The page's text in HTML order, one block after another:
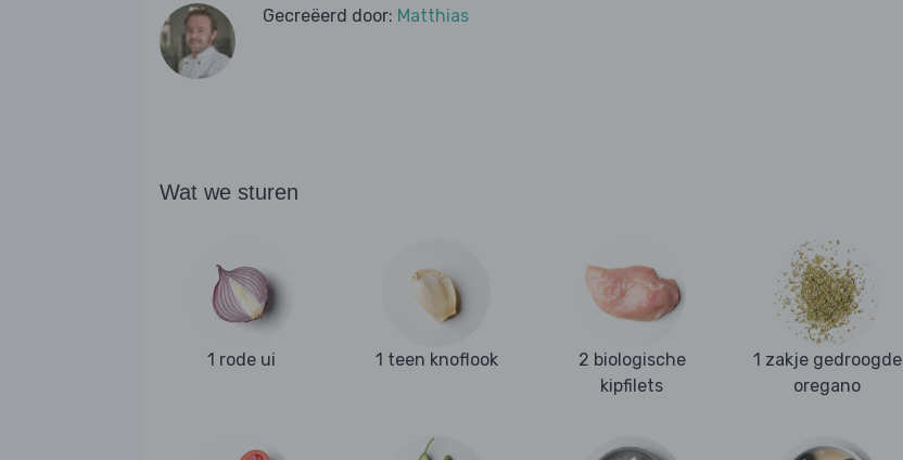
Gecreëerd door: Matthias
Wat we sturen
1 rode ui 1 teen knoflook
2 biologische
kipfilets
1 zakje gedroogde
oregano